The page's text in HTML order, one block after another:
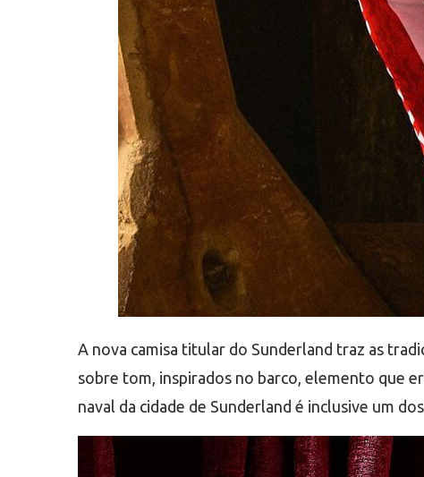
A nova camisa titular do Sunderland traz as
sobre tom, inspirados no barco, elemento que
naval da cidade de Sunderland é inclusive um